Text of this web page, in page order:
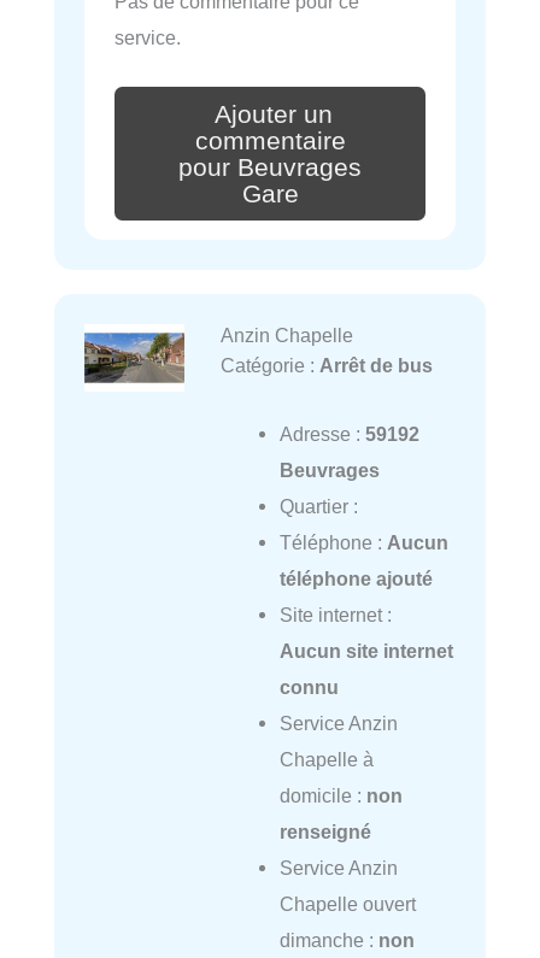
service.
Ajouter un
commentaire
pour Beuvrages
Gare
Anzin Chapelle
Catégorie : Arrêt de bus
Adresse : 59192
Beuvrages
Quartier :
Téléphone : Aucun
téléphone ajouté
Site internet :
Aucun site internet
connu
Service Anzin
Chapelle à
domicile : non
renseigné
Service Anzin
Chapelle ouvert
dimanche : non